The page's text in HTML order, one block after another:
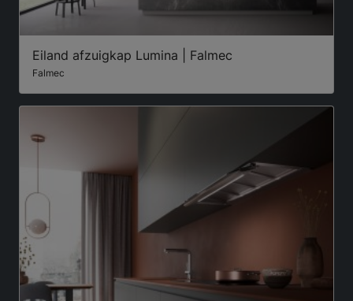
Eiland afzuigkap Lumina | Falmec
Falmec